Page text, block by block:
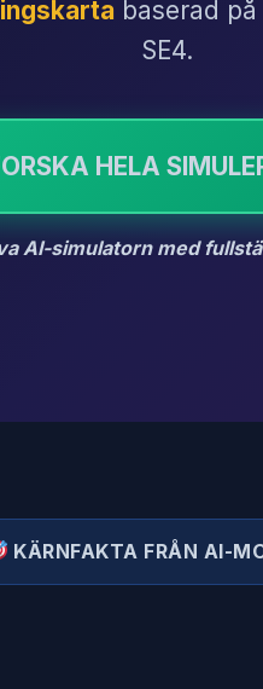
baserad
SE4.
HELA
AI-simulatorn med
KÄRNFAKTA FRÅN AI-